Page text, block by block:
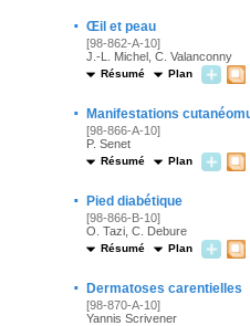
· Œil et peau
[98-862-A-10]
J.-L. Michel, C. Valanconny
Résumé Plan
· Manifestations
[98-866-A-10]
P. Senet
Résumé Plan
· Pied diabétique
[98-866-B-10]
O. Tazi, C. Debure
Résumé Plan
· Dermatoses carentielles
[98-870-A-10]
Yannis Scrivener